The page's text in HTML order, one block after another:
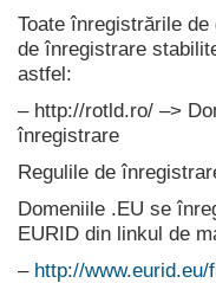
Toate înregistrările
de înregistrare
astfel:
– http://rotld.ro/ –>
înregistrare
Regulile de
Domeniile .EU se
EURID din linkul de
– http://